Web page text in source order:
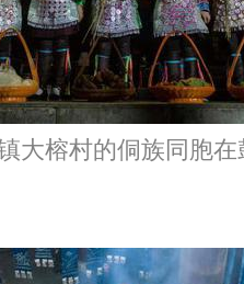
大榕村的侗族同胞